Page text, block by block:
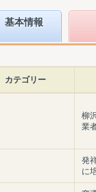
基本情報
カテゴリー
柳
業
発
に